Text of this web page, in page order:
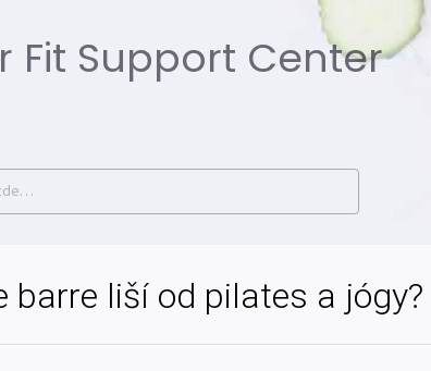
Fit Support Center
barre liší od pilates a jógy?